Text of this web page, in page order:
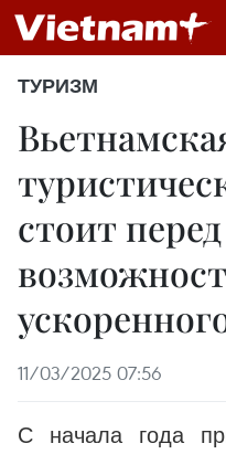
ТУРИЗМ
стоит перед
11/03/2025 07:56
С начала года